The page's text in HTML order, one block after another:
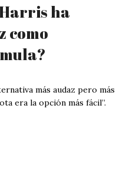
ha
como
más audaz pero más
era la opción más fácil”.